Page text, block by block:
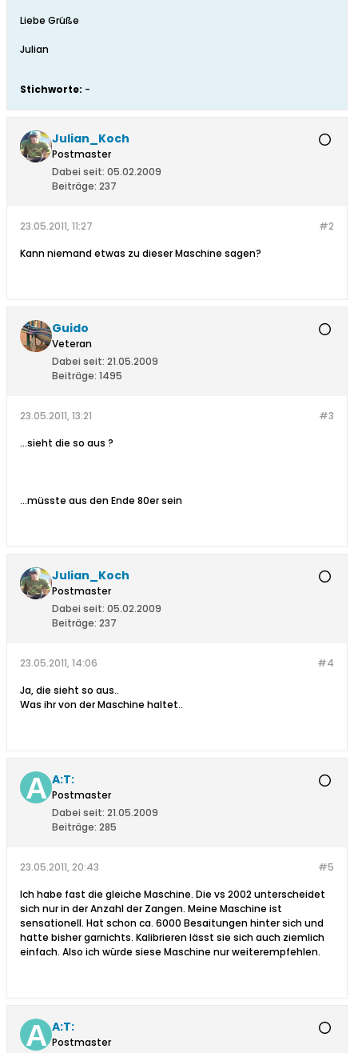
Liebe Grüße
Julian
Stichworte: -
Julian_Koch
Postmaster
Dabei seit: 05.02.2009
Beiträge: 237
#2
23.05.2011, 11:27
Kann niemand etwas zu dieser Maschine sagen?
Guido
Veteran
Dabei seit: 21.05.2009
Beiträge: 1495
#3
23.05.2011, 13:21
...sieht die so aus ?
...müsste aus den Ende 80er sein
Julian_Koch
Postmaster
Dabei seit: 05.02.2009
Beiträge: 237
#4
23.05.2011, 14:06
Ja, die sieht so aus..
Was ihr von der Maschine haltet..
A:T:
Postmaster
Dabei seit: 21.05.2009
Beiträge: 285
#5
23.05.2011, 20:43
Ich habe fast die gleiche Maschine. Die vs 2002 unterscheidet
sich nur in der Anzahl der Zangen. Meine Maschine ist
sensationell. Hat schon ca. 6000 Besaitungen hinter sich und
hatte bisher garnichts. Kalibrieren lässt sie sich auch ziemlich
einfach. Also ich würde siese Maschine nur weiterempfehlen.
A:T:
Postmaster